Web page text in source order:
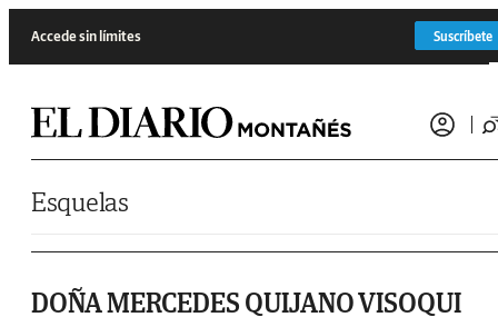
Accede sin límites Suscríbete
Esquelas
DOÑA MERCEDES QUIJANO VISOQUI